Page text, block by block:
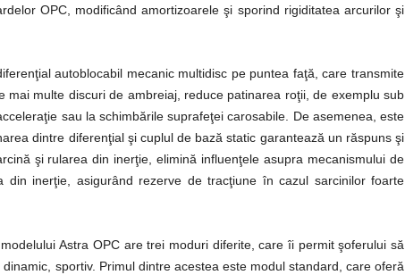
OPC, modificând amortizoarele şi sporind rigiditatea arcurilor şi
autoblocabil mecanic multidisc pe puntea faţă, care transmite
mai multe discuri de ambreiaj, reduce patinarea roţii, de exemplu sub
sau la schimbările suprafeţei carosabile. De asemenea, este
dintre diferenţial şi cuplul de bază static garantează un răspuns şi
şi rularea din inerţie, elimină influenţele asupra mecanismului de
inerţie, asigurând rezerve de tracţiune în cazul sarcinilor foarte
Astra OPC are trei moduri diferite, care îi permit şoferului să
sportiv. Primul dintre acestea este modul standard, care oferă